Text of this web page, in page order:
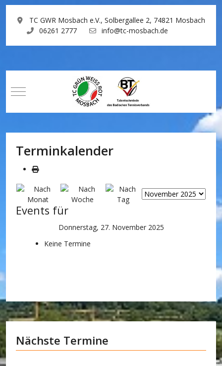
TC GWR Mosbach e.V., Solbergallee 2, 74821 Mosbach
06261 2777
info@tc-mosbach.de
Mobile Menu Toggle
Terminkalender
Events für
Donnerstag, 27. November 2025
Keine Termine
Nächste Termine